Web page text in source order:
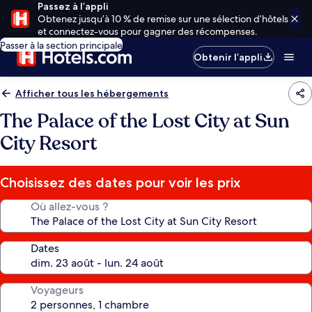
Passez à l’appli
Obtenez jusqu’à 10 % de remise sur une sélection d’hôtels
et connectez-vous pour gagner des récompenses.
Passer à la section principale
Obtenir l’appli
Afficher tous les hébergements
The Palace of the Lost City at Sun
City Resort
Choisissez des dates pour voir les prix
Où allez-vous ?
Dates
Voyageurs